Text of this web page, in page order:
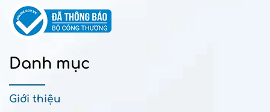
Danh mục
Giới thiệu